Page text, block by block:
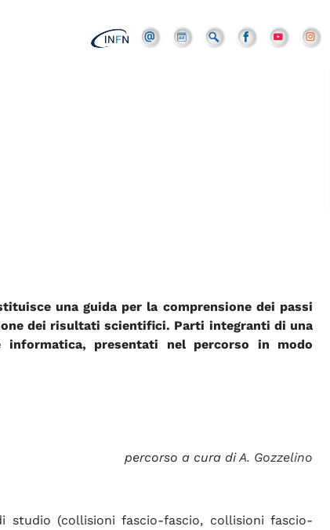
una guida per la comprensione dei passi
dei risultati scientifici. Parti integranti di una
presentati nel percorso in modo
percorso a cura diA. Gozzelino
(collisioni fascio-fascio, collisioni fascio-